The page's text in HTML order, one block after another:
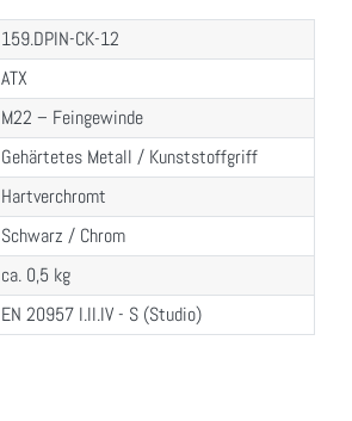
159.DPIN-CK-12
ATX
M22 – Feingewinde
Gehärtetes Metall / Kunststoffgriff
Hartverchromt
Schwarz / Chrom
ca. 0,5 kg
EN 20957 I.II.IV - S (Studio)